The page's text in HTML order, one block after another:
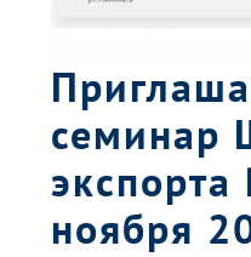
семинар
ноября